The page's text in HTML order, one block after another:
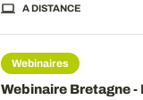
A DISTANCE
Webinaires
Webinaire Bretagne -